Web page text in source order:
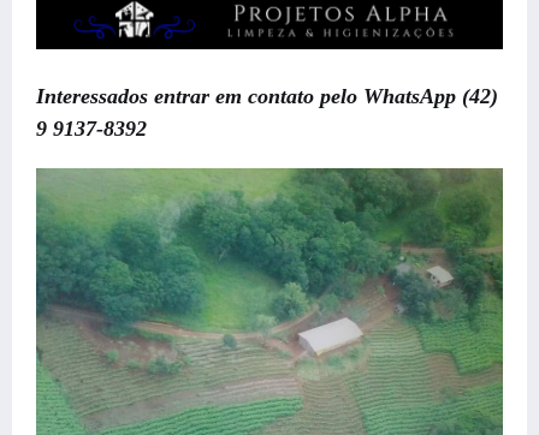
Interessados entrar em contato pelo WhatsApp (42)
9 9137-8392